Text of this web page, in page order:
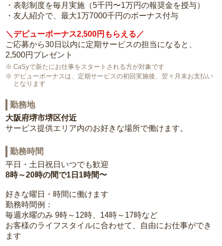
・表彰制度を毎月実施（5千円〜1万円の報奨金を授与）
・友人紹介で、最大1万7000千円のボーナス付与
＼デビューボーナス2,500円もらえる／
ご応募から30日以内に定期サービスの担当になると、
2,500円プレゼント
CaSyで新たにお仕事をスタートされる方が対象です
デビューボーナスは、定期サービスの初回実施後、翌々月末お支払い
となります
勤務地
大阪府堺市堺区付近
サービス提供エリア内のお好きな場所で働けます。
勤務時間
平日・土日祝日いつでも歓迎
8時～20時の間で1日1時間〜
好きな曜日・時間に働けます
勤務時間例：
毎週水曜のみ 9時～12時、14時～17時など
お客様のライフスタイルに合わせて、自由にお仕事ができ
ます